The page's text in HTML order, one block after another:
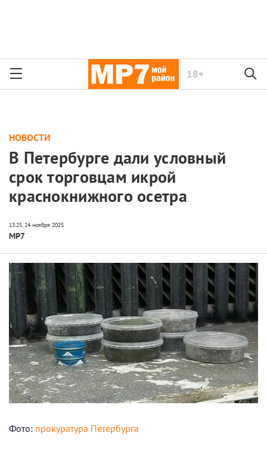
18+
НОВОСТИ
В Петербурге дали условный
срок торговцам икрой
краснокнижного осетра
МР7
Фото: прокуратура Петербурга